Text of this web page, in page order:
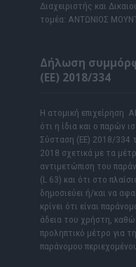
Διαχειριστής και
τομέα: ΑΝΤΩΝΙΟΣ
Δήλωση
(ΕΕ) 2018/334
Η ατομική
ότι η ίδια και ο παρών
Σύσταση (ΕΕ) 2018/334
2018 σχετικά με τα
αντιμετώπιση του
(L 63) και ότι στο
δημοσιεύει ή/και να
κρίνει ότι είναι
άδεια του χρήστη,
προληπτικό μέτρο για
παράνομου